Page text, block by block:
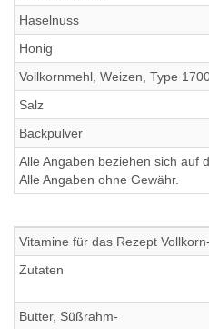
Haselnuss
Honig
Vollkornmehl, Weizen, Type
Salz
Backpulver
Alle Angaben beziehen sich auf
Alle Angaben ohne Gewähr.
Vitamine für das Rezept
Zutaten
Butter, Süßrahm-